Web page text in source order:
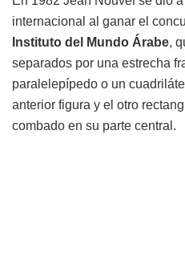
internacional al ganar el
Instituto del Mundo Árabe,
separados por una estrecha
paralelepípedo o un
anterior figura y el otro
combado en su parte central.